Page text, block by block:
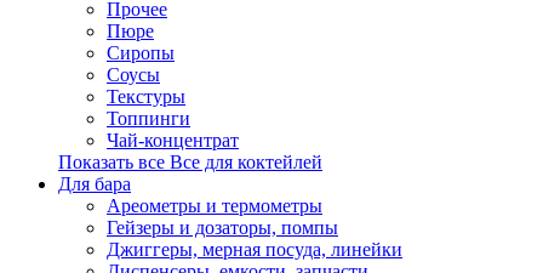
Прочее
Пюре
Сиропы
Соусы
Текстуры
Топпинги
Чай-концентрат
Показать все Все для коктейлей
Для бара
Ареометры и термометры
Гейзеры и дозаторы, помпы
Джиггеры, мерная посуда, линейки